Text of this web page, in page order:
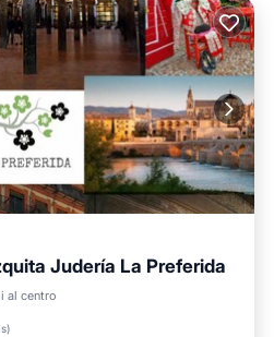
Judería La Preferida
al centro
)
Internet